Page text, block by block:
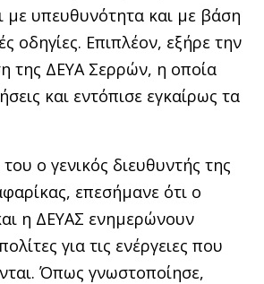
με υπευθυνότητα και με βάση
οδηγίες. Επιπλέον, εξήρε την
της ΔΕΥΑ Σερρών, η οποία
και εντόπισε εγκαίρως τα
ο γενικός διευθυντής της
επεσήμανε ότι ο
η ΔΕΥΑΣ ενημερώνουν
για τις ενέργειες που
Όπως γνωστοποίησε,